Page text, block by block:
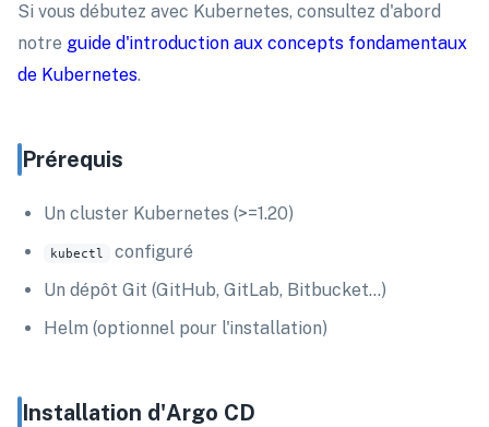
Si vous débutez avec Kubernetes, consultez d'abord
notre guide d'introduction aux concepts fondamentaux
de Kubernetes.
Prérequis
Un cluster Kubernetes (>=1.20)
kubectl
configuré
Un dépôt Git (GitHub, GitLab, Bitbucket…)
Helm (optionnel pour l'installation)
Installation d'Argo CD